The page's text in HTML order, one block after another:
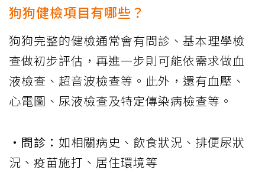
狗狗健檢項目有哪些？
狗狗完整的健檢通常會有問診、基本理學檢
查做初步評估，再進一步則可能依需求做血
液檢查、超音波檢查等。此外，還有血壓、
心電圖、尿液檢查及特定傳染病檢查等。
‧問診： 如相關病史、飲食狀況、排便尿狀
況、疫苗施打、居住環境等